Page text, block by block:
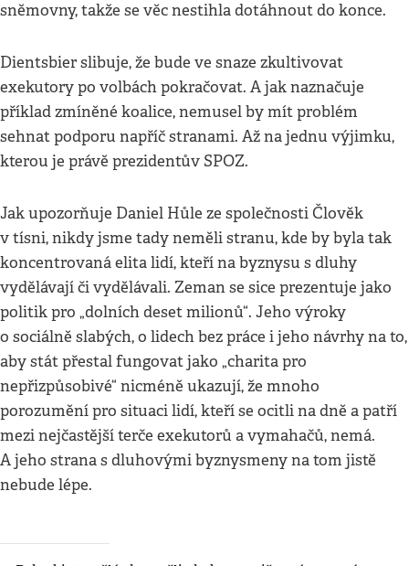
sněmovny, takže se věc nestihla dotáhnout do konce.
Dientsbier slibuje, že bude ve snaze zkultivovat
exekutory po volbách pokračovat. A jak naznačuje
příklad zmíněné koalice, nemusel by mít problém
sehnat podporu napříč stranami. Až na jednu výjimku,
kterou je právě prezidentův SPOZ.
Jak upozorňuje Daniel Hůle ze společnosti Člověk
v tísni, nikdy jsme tady neměli stranu, kde by byla tak
koncentrovaná elita lidí, kteří na byznysu s dluhy
vydělávají či vydělávali. Zeman se sice prezentuje jako
politik pro „dolních deset milionů“. Jeho výroky
o sociálně slabých, o lidech bez práce i jeho návrhy na to,
aby stát přestal fungovat jako „charita pro
nepřizpůsobivé“ nicméně ukazují, že mnoho
porozumění pro situaci lidí, kteří se ocitli na dně a patří
mezi nejčastější terče exekutorů a vymahačů, nemá.
A jeho strana s dluhovými byznysmeny na tom jistě
nebude lépe.